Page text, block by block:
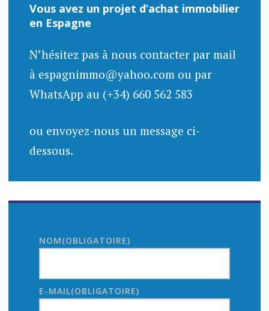
Vous avez un projet d’achat immobilier
en Espagne
N’hésitez pas à nous contacter par mail
à espagnimmo@yahoo.com ou par
WhatsApp au (+34) 660 562 583
ou envoyez-nous un message ci-
dessous.
NOM(OBLIGATOIRE)
E-MAIL(OBLIGATOIRE)